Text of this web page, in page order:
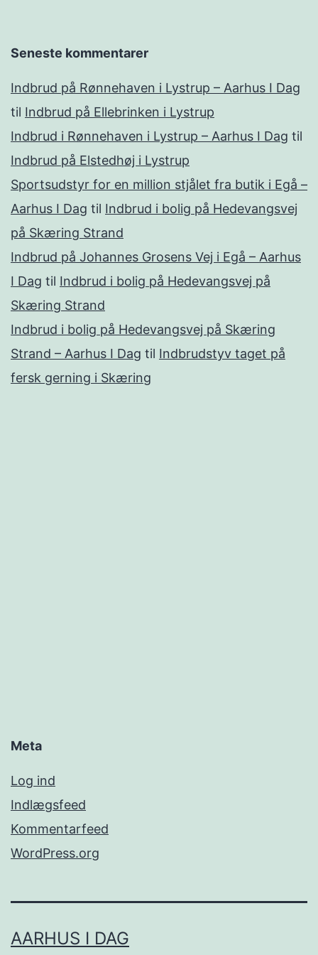
Seneste kommentarer
Indbrud på Rønnehaven i Lystrup – Aarhus I Dag
til Indbrud på Ellebrinken i Lystrup
Indbrud i Rønnehaven i Lystrup – Aarhus I Dag til
Indbrud på Elstedhøj i Lystrup
Sportsudstyr for en million stjålet fra butik i Egå –
Aarhus I Dag til Indbrud i bolig på Hedevangsvej
på Skæring Strand
Indbrud på Johannes Grosens Vej i Egå – Aarhus
I Dag til Indbrud i bolig på Hedevangsvej på
Skæring Strand
Indbrud i bolig på Hedevangsvej på Skæring
Strand – Aarhus I Dag til Indbrudstyv taget på
fersk gerning i Skæring
Meta
Log ind
Indlægsfeed
Kommentarfeed
WordPress.org
AARHUS I DAG